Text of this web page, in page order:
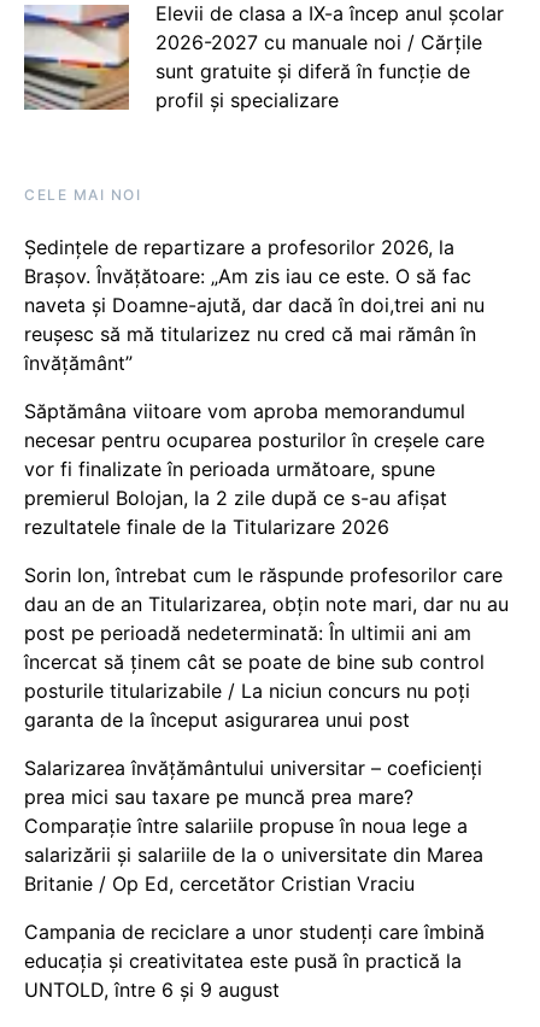
Elevii de clasa a IX-a încep anul școlar
2026-2027 cu manuale noi / Cărțile
sunt gratuite și diferă în funcție de
profil și specializare
CELE MAI NOI
Ședințele de repartizare a profesorilor 2026, la
Brașov. Învățătoare: „Am zis iau ce este. O să fac
naveta și Doamne-ajută, dar dacă în doi,trei ani nu
reușesc să mă titularizez nu cred că mai rămân în
învățământ”
Săptămâna viitoare vom aproba memorandumul
necesar pentru ocuparea posturilor în creșele care
vor fi finalizate în perioada următoare, spune
premierul Bolojan, la 2 zile după ce s-au afișat
rezultatele finale de la Titularizare 2026
Sorin Ion, întrebat cum le răspunde profesorilor care
dau an de an Titularizarea, obțin note mari, dar nu au
post pe perioadă nedeterminată: În ultimii ani am
încercat să ținem cât se poate de bine sub control
posturile titularizabile / La niciun concurs nu poți
garanta de la început asigurarea unui post
Salarizarea învățământului universitar – coeficienți
prea mici sau taxare pe muncă prea mare?
Comparație între salariile propuse în noua lege a
salarizării și salariile de la o universitate din Marea
Britanie / Op Ed, cercetător Cristian Vraciu
Campania de reciclare a unor studenți care îmbină
educația și creativitatea este pusă în practică la
UNTOLD, între 6 și 9 august